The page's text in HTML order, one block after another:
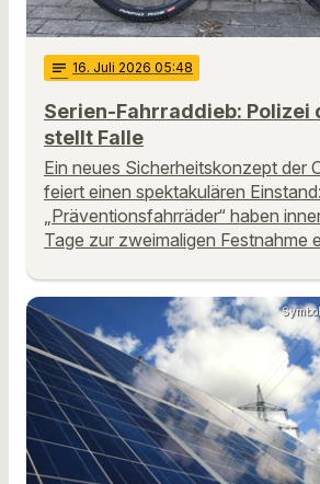
notes 16. Juli 2026 05:48
Serien-Fahrraddieb: Polizei
stellt Falle
Ein neues Sicherheitskonzept der
feiert einen spektakulären
„Präventionsfahrräder“ haben
Tage zur zweimaligen Festnahme